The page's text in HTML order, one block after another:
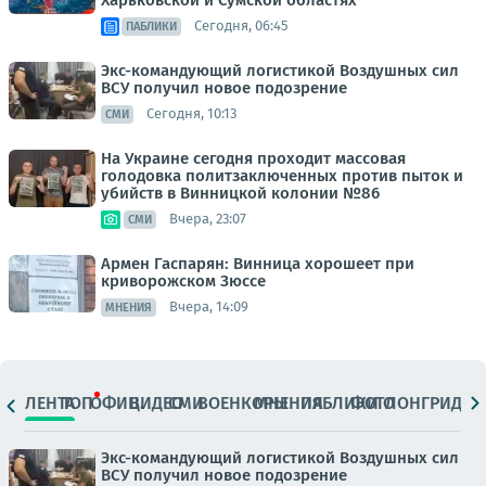
ПАБЛИКИ Сегодня, 06:45
Экс-командующий логистикой Воздушных сил
ВСУ получил новое подозрение
СМИ Сегодня, 10:13
На Украине сегодня проходит массовая
голодовка политзаключенных против пыток и
убийств в Винницкой колонии №86
СМИ Вчера, 23:07
Армен Гаспарян: Винница хорошеет при
криворожском Зюссе
МНЕНИЯ Вчера, 14:09
ЛЕНТАТОПОФИЦ.ВИДЕОСМИВОЕНКОРЫМНЕНИЯПАБЛИКИ
ФОТОЛОНГРИДЫ
Экс-командующий логистикой Воздушных сил
ВСУ получил новое подозрение